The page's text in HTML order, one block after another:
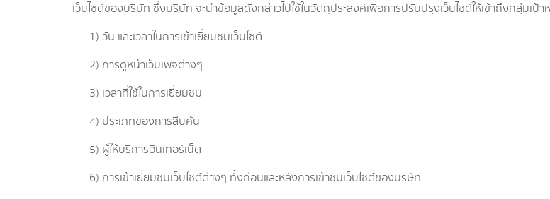
เว็บไซต์ของบริษัท ซึ่งบริษัท จะนำข้อมูลดังกล่าวไปใช้ในวัตถุประสงค์เพื่อการปรับปรุงเว็บไซต์ให้เข้าถึงกลุ่มเ
1) วัน และเวลาในการเข้าเยี่ยมชมเว็บไซต์
2) การดูหน้าเว็บเพจต่างๆ
3) เวลาที่ใช้ในการเยี่ยมชม
4) ประเภทของการสืบค้น
5) ผู้ให้บริการอินเทอร์เน็ต
6) การเข้าเยี่ยมชมเว็บไซต์ต่างๆ ทั้งก่อนและหลังการเข้าชมเว็บไซต์ของบริษัท